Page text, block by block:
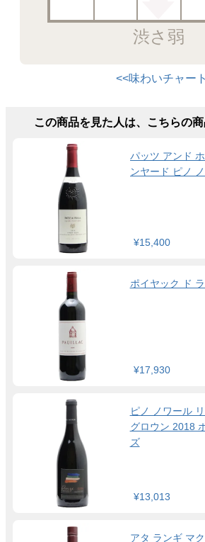
渋さ弱
<<味わいチャー
この商品を見た人は、こちらの
パッツ アンド
ンヤード ピノ
¥15,400
ポイヤック ド
¥17,930
ピノ ノワール
グロウン 2018
ズ
¥13,013
アタ ランギ マ